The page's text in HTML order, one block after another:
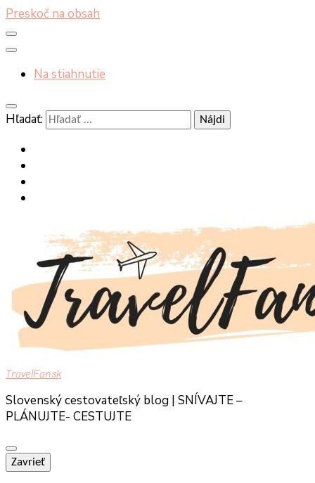
Preskoč na obsah
Na stiahnutie
Hľadať:
TravelFan.sk
Slovenský cestovateľský blog | SNÍVAJTE –
PLÁNUJTE- CESTUJTE
Zavrieť